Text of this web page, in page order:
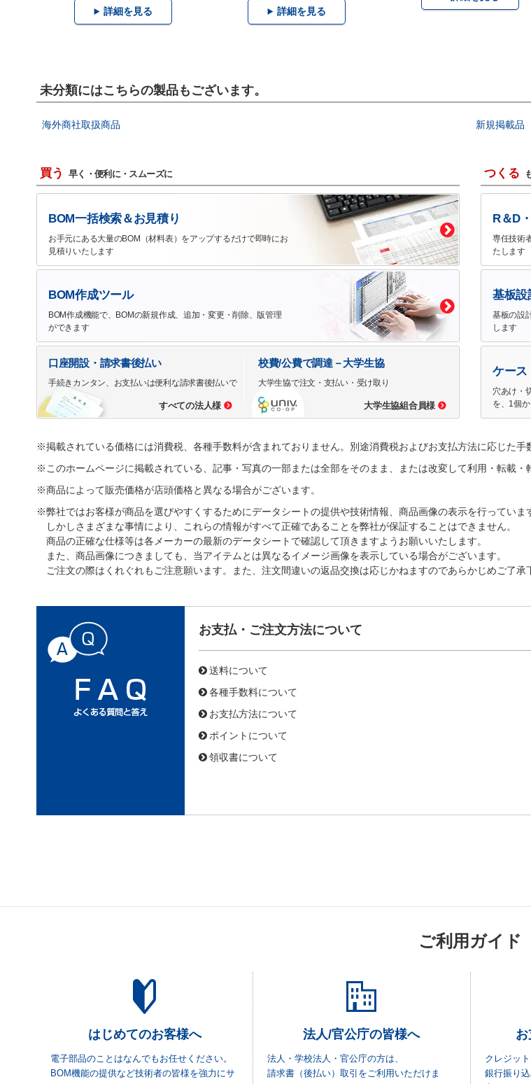
詳細を見る 詳細を見る
未分類にはこちらの製品もございます。
海外商社取扱商品 新規掲載品
買う 早く・便利に・スムーズに
BOM一括検索＆お見積り
お手元にある大量のBOM（材料表）をアップするだけで即時にお
見積りいたします
BOM作成ツール
BOM作成機能で、BOMの新規作成、追加・変更・削除、版管理
ができます
口座開設・請求書後払い
手続きカンタン、お支払いは便利な請求書後払いで
すべての法人様
校費/公費で調達－大学生協
大学生協で注文・支払い・受け取り
大学生協組合員様
つくる
R＆D
専任技術
たします
基板設
基板の設
します
ケース
穴あけ・
を、1個
※掲載されている価格には消費税、各種手数料が含まれておりません。別途消費税およびお支払方法に応じた手
※このホームページに掲載されている、記事・写真の一部または全部をそのまま、または改変して利用・転載・
※商品によって販売価格が店頭価格と異なる場合がございます。
※弊社ではお客様が商品を選びやすくするためにデータシートの提供や技術情報、商品画像の表示を行っていま
しかしさまざまな事情により、これらの情報がすべて正確であることを弊社が保証することはできません。
商品の正確な仕様等は各メーカーの最新のデータシートで確認して頂きますようお願いいたします。
また、商品画像につきましても、当アイテムとは異なるイメージ画像を表示している場合がございます。
ご注文の際はくれぐれもご注意願います。また、注文間違いの返品交換は応じかねますのであらかじめご了承
お支払・ご注文方法について
送料について
各種手数料について
お支払方法について
ポイントについて
領収書について
ご利用ガイド
はじめてのお客様へ
電子部品のことはなんでもお任せください。
BOM機能の提供など技術者の皆様を強力にサ
法人/官公庁の皆様へ
法人・学校法人・官公庁の方は、
請求書（後払い）取引をご利用いただけま
クレジッ
銀行振り